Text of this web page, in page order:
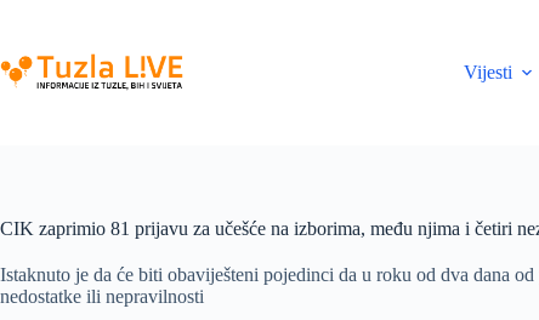
content
Vijesti
CIK zaprimio 81 prijavu za učešće na izborima, među njima i četiri
Istaknuto je da će biti obaviješteni pojedinci da u roku od dva dana
nedostatke ili nepravilnosti